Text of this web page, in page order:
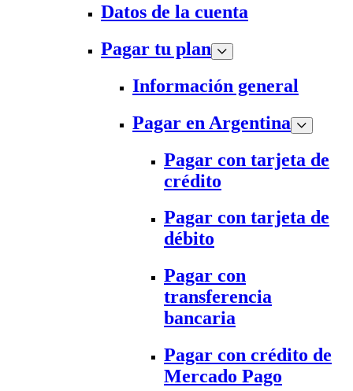
Datos de la cuenta
Pagar tu plan
Información general
Pagar en Argentina
Pagar con tarjeta de
crédito
Pagar con tarjeta de
débito
Pagar con
transferencia
bancaria
Pagar con crédito de
Mercado Pago